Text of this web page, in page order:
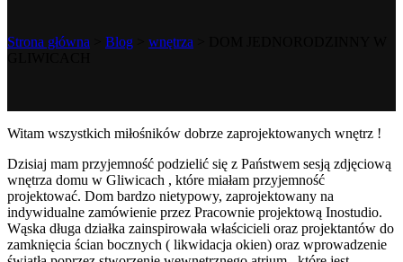
Strona główna Blog wnętrza
Witam wszystkich miłośników dobrze zaprojektowanych wnętrz !
Dzisiaj mam przyjemność podzielić się z Państwem sesją zdjęciową
wnętrza domu w Gliwicach , które miałam przyjemność
projektować. Dom bardzo nietypowy, zaprojektowany na
indywidualne zamówienie przez Pracownie projektową Inostudio.
Wąska długa działka zainspirowała właścicieli oraz projektantów do
zamknięcia ścian bocznych ( likwidacja okien) oraz wprowadzenie